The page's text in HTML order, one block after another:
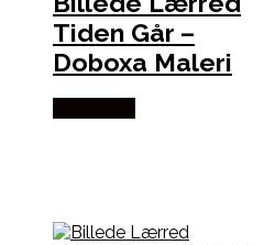
Tiden Går –
Doboxa Maleri